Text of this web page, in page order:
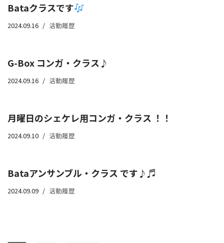
Bataクラスです
2024.09.16 活動履歴
G-Box コンガ・クラス♪
2024.09.16 活動履歴
月曜日のシェケレ用コンガ・クラス ！！
2024.09.10 活動履歴
Bataアンサンブル・クラス です♪♬
2024.09.09 活動履歴